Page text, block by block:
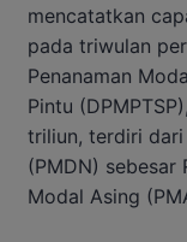
mencatatkan
pada triwulan
Penanaman
Pintu
triliun, terdiri dari
(PMDN) sebesar
Modal Asing